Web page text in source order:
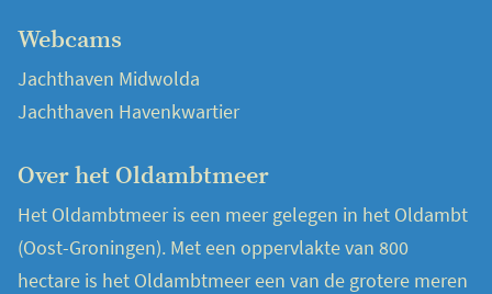
Webcams
Jachthaven Midwolda
Jachthaven Havenkwartier
Over het Oldambtmeer
Het Oldambtmeer is een meer gelegen in het Oldambt
(Oost-Groningen). Met een oppervlakte van 800
hectare is het Oldambtmeer een van de grotere meren